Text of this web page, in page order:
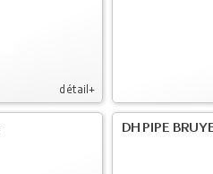
détail+
DH PIPE